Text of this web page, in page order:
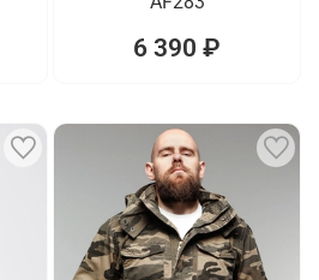
6 390 ₽